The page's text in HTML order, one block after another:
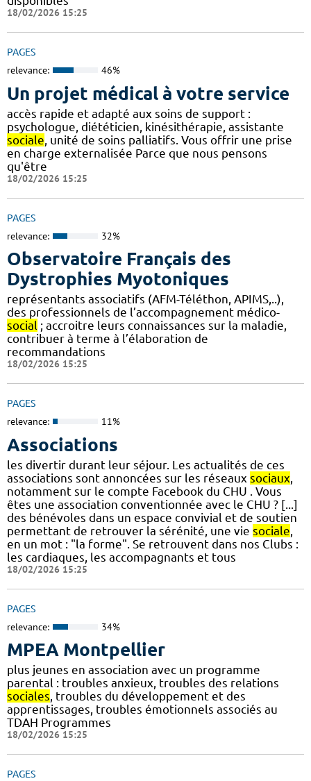
18/02/2026 15:25
PAGES
relevance: 46%
Un projet médical à votre service
accès rapide et adapté aux soins de support :
psychologue, diététicien, kinésithérapie, assistante
sociale , unité de soins palliatifs. Vous offrir une prise
en charge externalisée Parce que nous pensons
qu'être
18/02/2026 15:25
PAGES
relevance: 32%
Observatoire Français des
Dystrophies Myotoniques
représentants associatifs (AFM-Téléthon, APIMS,..),
des professionnels de l’accompagnement médico-
social ; accroitre leurs connaissances sur la maladie,
contribuer à terme à l’élaboration de
recommandations
18/02/2026 15:25
PAGES
relevance: 11%
Associations
les divertir durant leur séjour. Les actualités de ces
associations sont annoncées sur les réseaux sociaux
notamment sur le compte Facebook du CHU . Vous
êtes une association conventionnée avec le CHU ? [...]
des bénévoles dans un espace convivial et de soutien
permettant de retrouver la sérénité, une vie sociale
en un mot : "la forme". Se retrouvent dans nos Clubs :
les cardiaques, les accompagnants et tous
18/02/2026 15:25
PAGES
relevance: 34%
MPEA Montpellier
plus jeunes en association avec un programme
parental : troubles anxieux, troubles des relations
sociales, troubles du développement et des
apprentissages, troubles émotionnels associés au
TDAH Programmes
18/02/2026 15:25
PAGES